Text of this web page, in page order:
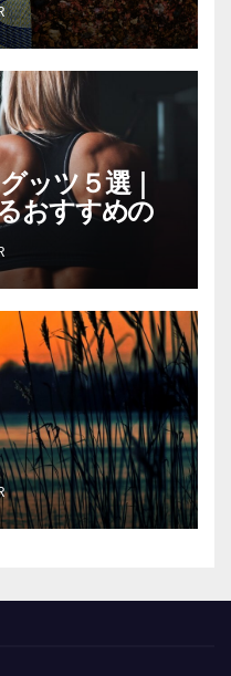
ッツ５選｜
おすすめの
介